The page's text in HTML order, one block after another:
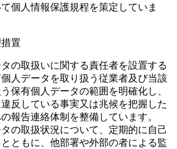
個人情報保護規程を策定していま
置
の取扱いに関する責任者を設置する
人データを取り扱う従業者及び当該
保有個人データの範囲を明確化し、
反している事実又は兆候を把握した
報告連絡体制を整備しています。
の取扱状況について、定期的に自己
ともに、他部署や外部の者による監